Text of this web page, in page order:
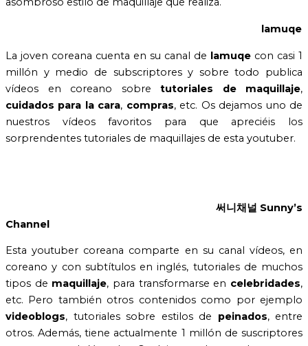
lamuqe
La joven coreana cuenta en su canal de lamuqe con casi 1
millón y medio de subscriptores y sobre todo publica
vídeos en coreano sobre tutoriales de maquillaje,
cuidados para la cara, compras, etc. Os dejamos uno de
nuestros vídeos favoritos para que apreciéis los
sorprendentes tutoriales de maquillajes de esta youtuber.
써니채널 Sunny’s
Channel
Esta youtuber coreana comparte en su canal vídeos, en
coreano y con subtítulos en inglés, tutoriales de muchos
tipos de maquillaje, para transformarse en celebridades,
etc. Pero también otros contenidos como por ejemplo
videoblogs, tutoriales sobre estilos de peinados, entre
otros. Además, tiene actualmente 1 millón de suscriptores